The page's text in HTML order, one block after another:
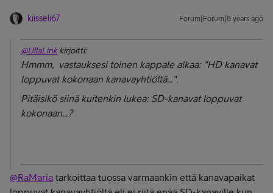
kiisseli67 Forum|Forum|8 years ago
@UllaLinkkirjoitti:
Hmmm, vastauksesi toinen kappale alkaa: "HD kanavat
loppuvat kokonaan kanavayhtiöltä...".
Pitäisikö siinä kuitenkin lukea: SD-kanavat loppuvat
kokonaan...?
@RaMaria tarkoittaa tuossa varmaankin että kanavapaikat